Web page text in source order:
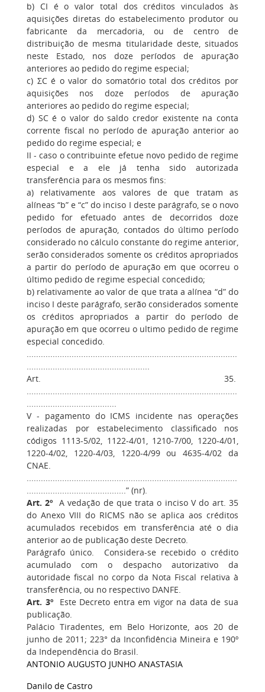
b) CI é o valor total dos créditos vinculados às
aquisições diretas do estabelecimento produtor ou
fabricante da mercadoria, ou de centro de
distribuição de mesma titularidade deste, situados
neste Estado, nos doze períodos de apuração
anteriores ao pedido do regime especial;
c) ΣC é o valor do somatório total dos créditos por
aquisições nos doze períodos de apuração
anteriores ao pedido do regime especial;
d) SC é o valor do saldo credor existente na conta
corrente fiscal no período de apuração anterior ao
pedido do regime especial; e
II - caso o contribuinte efetue novo pedido de regime
especial e a ele já tenha sido autorizada
transferência para os mesmos fins:
a) relativamente aos valores de que tratam as
alíneas “b” e “c” do inciso I deste parágrafo, se o novo
pedido for efetuado antes de decorridos doze
períodos de apuração, contados do último período
considerado no cálculo constante do regime anterior,
serão considerados somente os créditos apropriados
a partir do período de apuração em que ocorreu o
último pedido de regime especial concedido;
b) relativamente ao valor de que trata a alínea “d” do
inciso I deste parágrafo, serão considerados somente
os créditos apropriados a partir do período de
apuração em que ocorreu o ultimo pedido de regime
especial concedido.
.........................................................................................
....................................................
Art. 35.
.........................................................................................
......................................
V - pagamento do ICMS incidente nas operações
realizadas por estabelecimento classificado nos
códigos 1113-5/02, 1122-4/01, 1210-7/00, 1220-4/01,
1220-4/02, 1220-4/03, 1220-4/99 ou 4635-4/02 da
CNAE.
.........................................................................................
..........................................” (nr).
Art. 2º A vedação de que trata o inciso V do art. 35
do Anexo VIII do RICMS não se aplica aos créditos
acumulados recebidos em transferência até o dia
anterior ao de publicação deste Decreto.
Parágrafo único. Considera-se recebido o crédito
acumulado com o despacho autorizativo da
autoridade fiscal no corpo da Nota Fiscal relativa à
transferência, ou no respectivo DANFE.
Art. 3ºEste Decreto entra em vigor na data de sua
publicação.
Palácio Tiradentes, em Belo Horizonte, aos 20 de
junho de 2011; 223° da Inconfidência Mineira e 190º
da Independência do Brasil.
ANTONIO AUGUSTO JUNHO ANASTASIA
Danilo de Castro